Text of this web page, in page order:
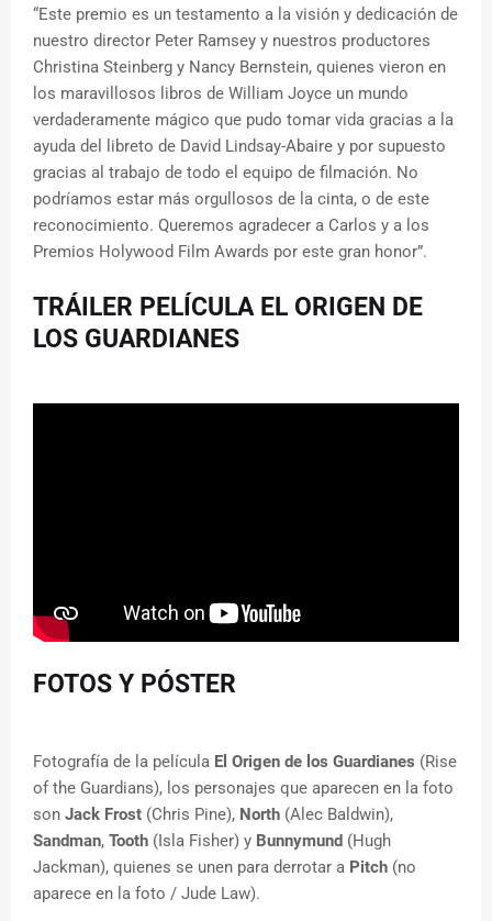
“Este premio es un testamento a la visión y dedicación de
nuestro director Peter Ramsey y nuestros productores
Christina Steinberg y Nancy Bernstein, quienes vieron en
los maravillosos libros de William Joyce un mundo
verdaderamente mágico que pudo tomar vida gracias a la
ayuda del libreto de David Lindsay-Abaire y por supuesto
gracias al trabajo de todo el equipo de filmación. No
podríamos estar más orgullosos de la cinta, o de este
reconocimiento. Queremos agradecer a Carlos y a los
Premios Holywood Film Awards por este gran honor”.
TRÁILER PELÍCULA EL ORIGEN DE
LOS GUARDIANES
FOTOS Y PÓSTER
Fotografía de la película El Origen de los Guardianes (Rise
of the Guardians), los personajes que aparecen en la foto
son Jack Frost (Chris Pine), North (Alec Baldwin),
Sandman, Tooth (Isla Fisher) y Bunnymund (Hugh
Jackman), quienes se unen para derrotar a Pitch (no
aparece en la foto / Jude Law).